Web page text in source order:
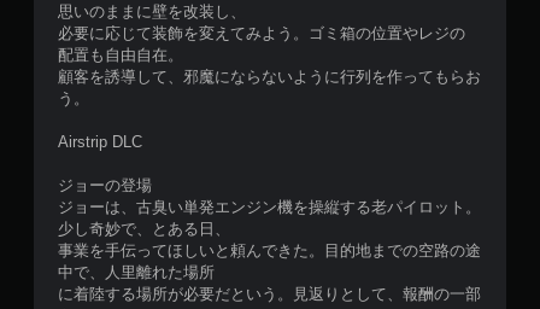
思いのままに壁を改装し、
必要に応じて装飾を変えてみよう。ゴミ箱の位置やレジの
配置も自由自在。
顧客を誘導して、邪魔にならないように行列を作ってもらお
う。
Airstrip DLC
ジョーの登場
ジョーは、古臭い単発エンジン機を操縦する老パイロット。
少し奇妙で、とある日、
事業を手伝ってほしいと頼んできた。目的地までの空路の途
中で、人里離れた場所
に着陸する場所が必要だという。見返りとして、報酬の一部